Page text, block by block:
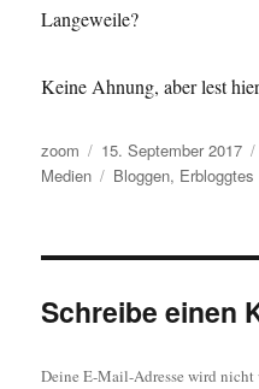
Langeweile?
Keine Ahnung, aber lest
Autor
zoom
Veröffentlicht
am
15. September 2017
Medien
Schlagwörter
Bloggen, Erbloggtes
Schreibe einen
Deine E-Mail-Adresse wird